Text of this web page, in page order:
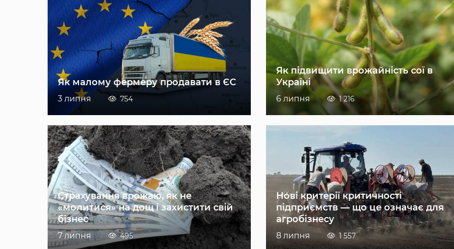
Як малому фермеру продавати в ЄС
3 липня 754
Як підвищити врожайність сої в
Україні
6 липня 1 216
Страхування врожаю, як не
«молитися» на дощ і захистити свій
бізнес
7 липня 495
Нові критерії критичності
підприємств — що це означає для
агробізнесу
8 липня 1 557